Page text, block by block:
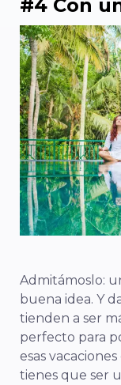
#4 Con
Admitámoslo:
buena idea. Y
tienden a ser
perfecto para
esas
tienes que ser